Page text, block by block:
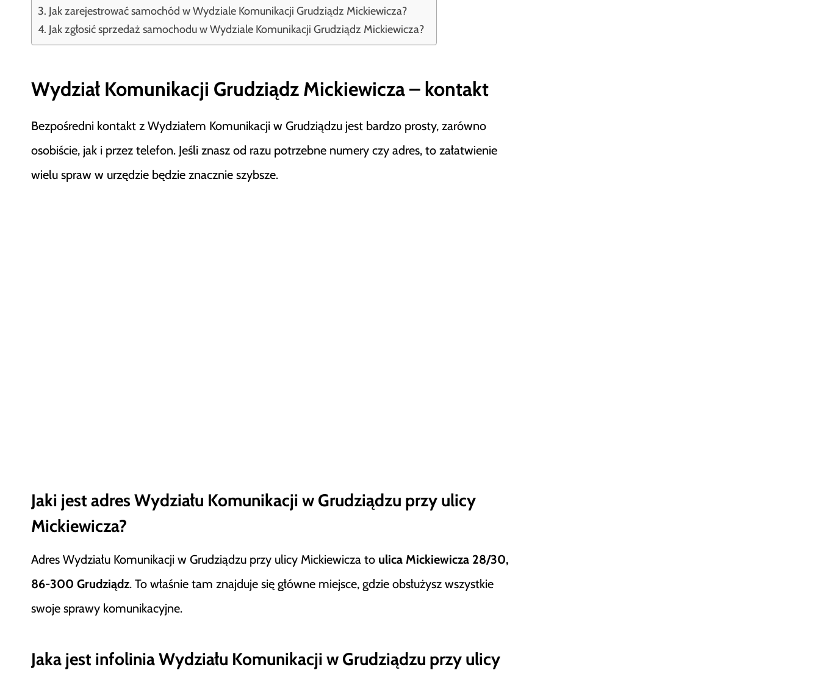
Jak zarejestrować samochód w Wydziale Komunikacji Grudziądz Mickiewicza?
Jak zgłosić sprzedaż samochodu w Wydziale Komunikacji Grudziądz Mickiewicza?
Wydział Komunikacji Grudziądz Mickiewicza – kontakt
Bezpośredni kontakt z Wydziałem Komunikacji w Grudziądzu jest bardzo prosty, zarówno
osobiście, jak i przez telefon. Jeśli znasz od razu potrzebne numery czy adres, to załatwienie
wielu spraw w urzędzie będzie znacznie szybsze.
Jaki jest adres Wydziału Komunikacji w Grudziądzu przy ulicy
Mickiewicza?
Adres Wydziału Komunikacji w Grudziądzu przy ulicy Mickiewicza to ulica Mickiewicza 28/30,
86-300 Grudziądz. To właśnie tam znajduje się główne miejsce, gdzie obsłużysz wszystkie
swoje sprawy komunikacyjne.
Jaka jest infolinia Wydziału Komunikacji w Grudziądzu przy ulicy